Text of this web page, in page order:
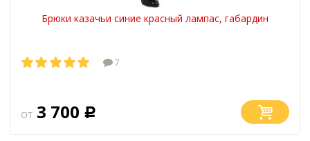
Брюки казачьи синие красный лампас, габардин
7
от 3 700 Р